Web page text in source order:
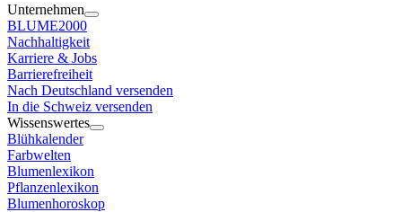
Unternehmen
BLUME2000
Nachhaltigkeit
Karriere & Jobs
Barrierefreiheit
Nach Deutschland versenden
In die Schweiz versenden
Wissenswertes
Blühkalender
Farbwelten
Blumenlexikon
Pflanzenlexikon
Blumenhoroskop